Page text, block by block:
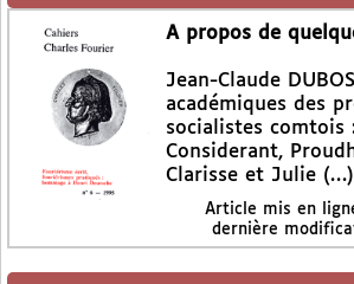
A propos de
Jean-Claude
académiques des
socialistes comtois
Considerant,
Clarisse et Julie (…)
Article mis en
dernière